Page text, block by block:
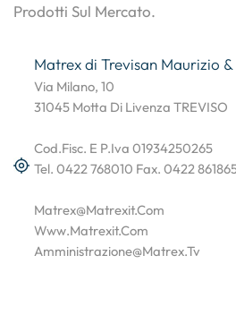
Prodotti Sul Mercato.
Matrex di Trevisan Maurizio &
Via Milano, 10
31045 Motta Di Livenza TREVISO
Cod.Fisc. E P.Iva 01934250265
Tel. 0422 768010 Fax. 0422
Matrex@matrexit.com
Www.matrexit.com
Amministrazione@matrex.tv